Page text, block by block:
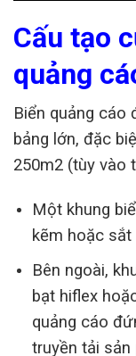
Cấu tạo
quảng
Biển quảng
bảng lớn, đặc
250m2 (tùy vào
Một khung
kẽm hoặc sắt
Bên ngoài,
bạt hiflex
quảng cáo
truyền tải